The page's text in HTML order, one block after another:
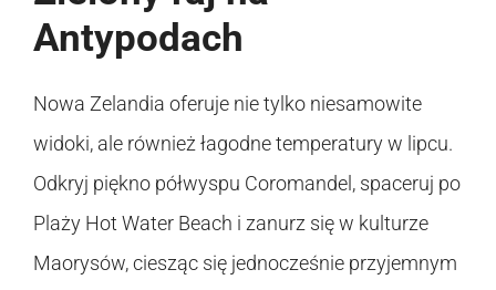
Antypodach
Nowa Zelandia oferuje nie tylko niesamowite
widoki, ale również łagodne temperatury w lipcu.
Odkryj piękno półwyspu Coromandel, spaceruj po
Plaży Hot Water Beach i zanurz się w kulturze
Maorysów, ciesząc się jednocześnie przyjemnym